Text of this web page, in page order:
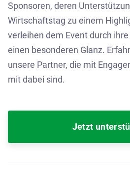
Sponsoren, deren
Wirtschaftstag zu einem
verleihen dem Event durch
einen besonderen Glanz.
unsere Partner, die mit
mit dabei sind.
Jetzt